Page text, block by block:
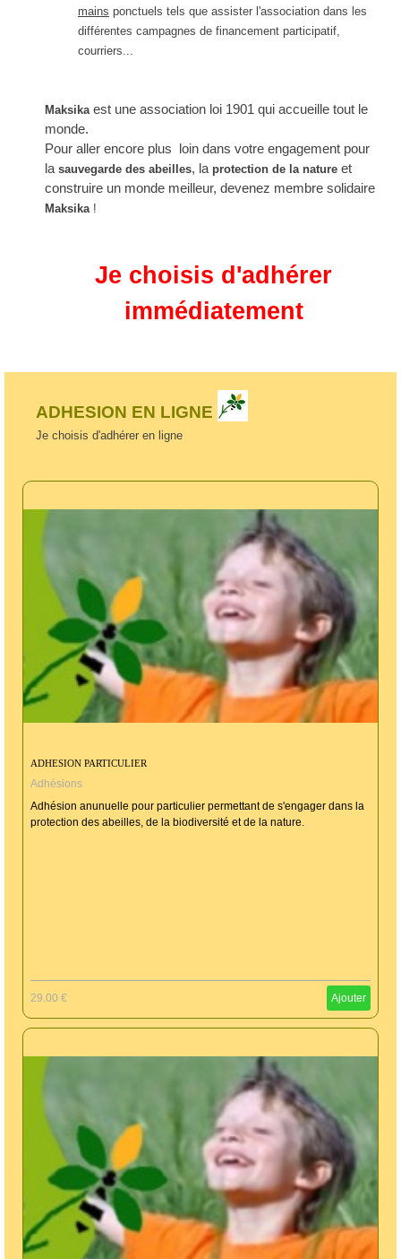
mains ponctuels tels que assister l'association dans les
différentes campagnes de financement participatif,
courriers...
Maksika est une association loi 1901 qui accueille tout le
monde.
Pour aller encore plus loin dans votre engagement pour
la sauvegarde des abeilles, la protection de la nature et
construire un monde meilleur, devenez membre solidaire
Maksika !
Je choisis d'adhérer
immédiatement
ADHESION EN LIGNE
Je choisis d'adhérer en ligne
ADHESION PARTICULIER
Adhésions
Adhésion anunuelle pour particulier permettant de s'engager dans la
protection des abeilles, de la biodiversité et de la nature.
29.00 € Ajouter